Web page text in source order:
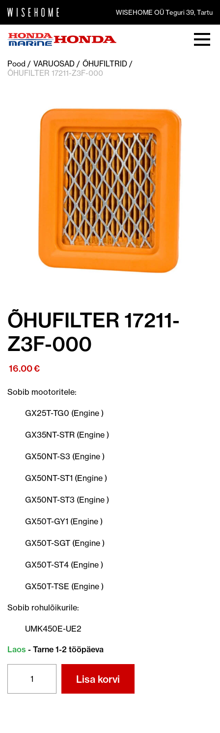
WISEHOME OÜ Teguri 39, Tartu
Pood VARUOSAD
ÕHUFILTRID
ÕHUFILTER 17211-Z3F-000
ÕHUFILTER 17211-
Z3F-000
16.00€
Sobib mootoritele:
GX25T-TG0 (Engine )
GX35NT-STR (Engine )
GX50NT-S3 (Engine )
GX50NT-ST1 (Engine )
GX50NT-ST3 (Engine )
GX50T-GY1 (Engine )
GX50T-SGT (Engine )
GX50T-ST4 (Engine )
GX50T-TSE (Engine )
Sobib rohulõikurile:
UMK450E-UE2
Laos - Tarne 1-2 tööpäeva
Lisa korvi